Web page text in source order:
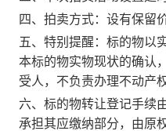
四、拍卖方式：设有保留
五、 特别提醒：标的物以
本标的物实物现状的确认
受人，不负责办理不动产
六、标的物转让登记手续
承担其应缴纳部分，由原